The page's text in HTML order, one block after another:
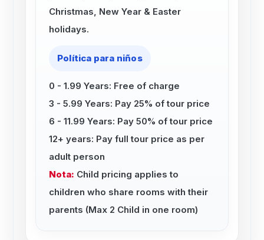
Christmas, New Year & Easter
holidays.
Política para niños
0 - 1.99 Years: Free of charge
3 - 5.99 Years: Pay 25% of tour price
6 - 11.99 Years: Pay 50% of tour price
12+ years: Pay full tour price as per
adult person
Nota: Child pricing applies to
children who share rooms with their
parents (Max 2 Child in one room)